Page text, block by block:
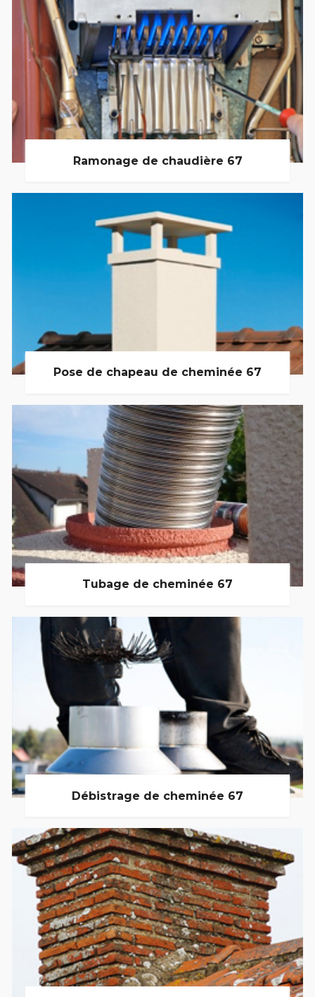
Ramonage de chaudière 67
Pose de chapeau de cheminée 67
Tubage de cheminée 67
Débistrage de cheminée 67